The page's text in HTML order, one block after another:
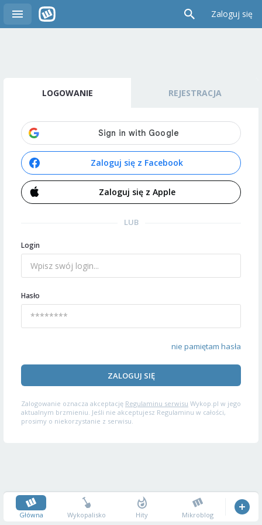
Zaloguj się
LOGOWANIE REJESTRACJA
Zaloguj się z Facebook
Zaloguj się z Apple
LUB
Login
Hasło
nie pamiętam hasła
ZALOGUJ SIĘ
Zalogowanie oznacza akceptację Regulaminu serwisu Wykop.pl w jego
aktualnym brzmieniu. Jeśli nie akceptujesz Regulaminu w całości,
prosimy o niekorzystanie z serwisu.
Główna Wykopalisko Hity Mikroblog